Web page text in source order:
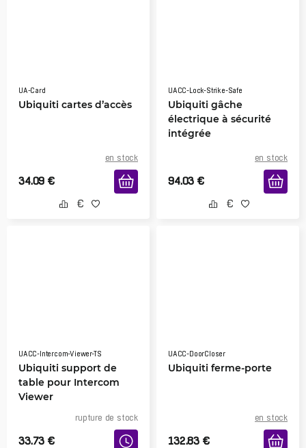
UA-Card
Ubiquiti cartes d’accès
en stock
34.09 €
UACC-Lock-Strike-Safe
Ubiquiti gâche
électrique à sécurité
intégrée
en stock
94.03 €
UACC-Intercom-Viewer-TS
Ubiquiti support de
table pour Intercom
Viewer
rupture de stock
33.73 €
UACC-DoorCloser
Ubiquiti ferme-porte
en stock
132.83 €